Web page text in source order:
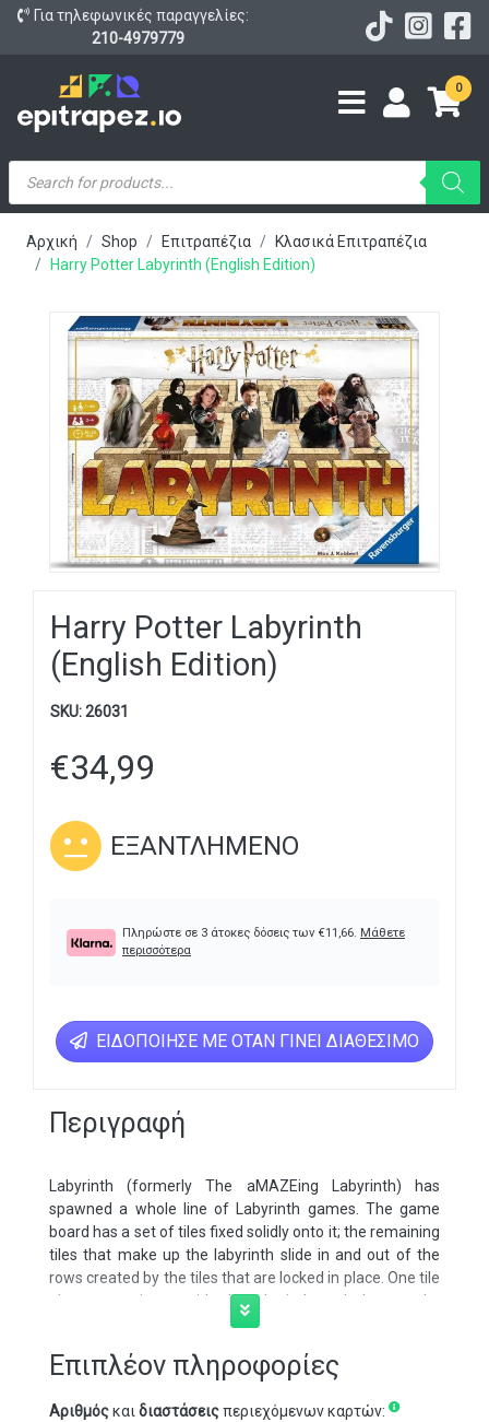
Για τηλεφωνικές παραγγελίες:
210-4979779
0
Products
search
Αρχική Shop Επιτραπέζια
Κλασικά Επιτραπέζια
Harry Potter Labyrinth (English Edition)
Harry Potter Labyrinth
(English Edition)
SKU:26031
€34,99
ΕΞΑΝΤΛΗΜΈΝΟ
Πληρώστε σε 3 άτοκες δόσεις των €11,66. Μάθετε
περισσότερα
ΕΙΔΟΠΟΊΗΣΕ ΜΕ ΌΤΑΝ ΓΊΝΕΙ ΔΙΑΘΈΣΙΜΟ
Περιγραφή
Labyrinth (formerly The aMAZEing Labyrinth) has
spawned a whole line of Labyrinth games. The game
board has a set of tiles fixed solidly onto it; the remaining
tiles that make up the labyrinth slide in and out of the
rows created by the tiles that are locked in place. One tile
always remains outside the labyrinth, and players take
turns taking this extra tile and sliding it into a row of the
other side of the board; this newly removed tile becomes
Επιπλέον πληροφορίες
Αριθμόςκαιδιαστάσειςπεριεχόμενων καρτών: